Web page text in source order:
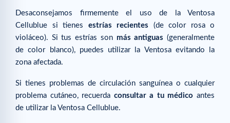
Desaconsejamos firmemente el uso de la Ventosa
Cellublue si tienes estrías recientes (de color rosa o
violáceo). Si tus estrías son más antiguas (generalmente
de color blanco), puedes utilizar la Ventosa evitando la
zona afectada.
Si tienes problemas de circulación sanguínea o cualquier
problema cutáneo, recuerda consultar a tu médico antes
de utilizar la Ventosa Cellublue.